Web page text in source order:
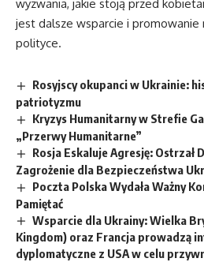
wyzwania, jakie stoją przed
jest dalsze wsparcie i promowanie
polityce.
Rosyjscy okupanci w Ukrainie:
patriotyzmu
Kryzys Humanitarny w Strefie
„Przerwy Humanitarne”
Rosja Eskaluje Agresję: Ostrzał
Zagrożenie dla Bezpieczeństwa
Poczta Polska Wydała Ważny
Pamiętać
Wsparcie dla Ukrainy: Wielka
Kingdom) oraz Francja prowadzą
dyplomatyczne z USA w celu